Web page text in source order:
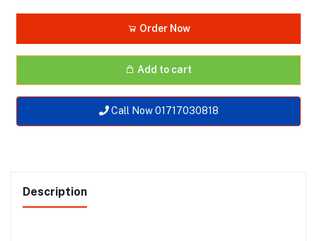
Order Now
Add to cart
Call Now 01717030818
Description